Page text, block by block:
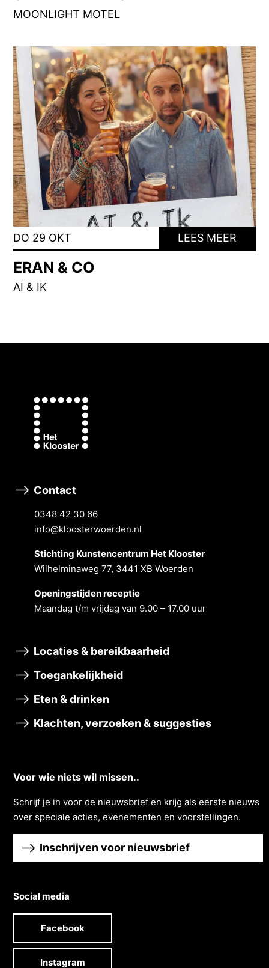
MOONLIGHT MOTEL
DO 29 OKT LEES MEER
ERAN & CO
AI & IK
Contact
0348 42 30 66
info@kloosterwoerden.nl
Stichting Kunstencentrum Het Klooster
Wilhelminaweg 77, 3441 XB Woerden
Openingstĳden receptie
Maandag t/m vrĳdag van 9.00 – 17.00 uur
Locaties & bereikbaarheid
Toegankelijkheid
Eten & drinken
Klachten, verzoeken & suggesties
Voor wie niets wil missen..
Schrĳf je in voor de nieuwsbrief en krĳg als eerste nieuws
over speciale acties, evenementen en voorstellingen.
Inschrijven voor nieuwsbrief
Social media
Facebook
Instagram